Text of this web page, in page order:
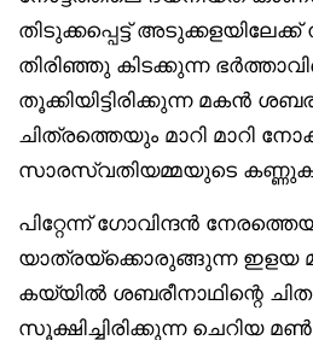
തിടുക്കപ്പെട്ട്
തിരിഞ്ഞു കിടക്കുന്ന
തൂക്കിയിട്ടിരിക്കുന്ന മകൻ
ചിത്രത്തെയും മാറി മാറി
സാരസ്വതിയമ്മയുടെ
പിറ്റേന്ന് ഗോവിന്ദൻ
യാത്രയ്ക്കൊരുങ്ങുന്ന ഇളയ
കയ്യിൽ ശബരീനാഥിന്റെ
സൂക്ഷിച്ചിരിക്കുന്ന ചെറിയ